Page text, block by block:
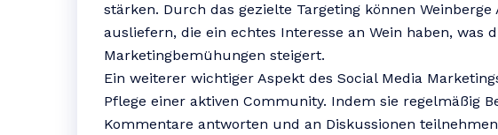
stärken. Durch das gezielte Targeting können
ausliefern, die ein echtes Interesse an Wein haben, was
Marketingbemühungen steigert.
Ein weiterer wichtiger Aspekt des Social Media
Pflege einer aktiven Community. Indem sie regelmäßig
Kommentare antworten und an Diskussionen